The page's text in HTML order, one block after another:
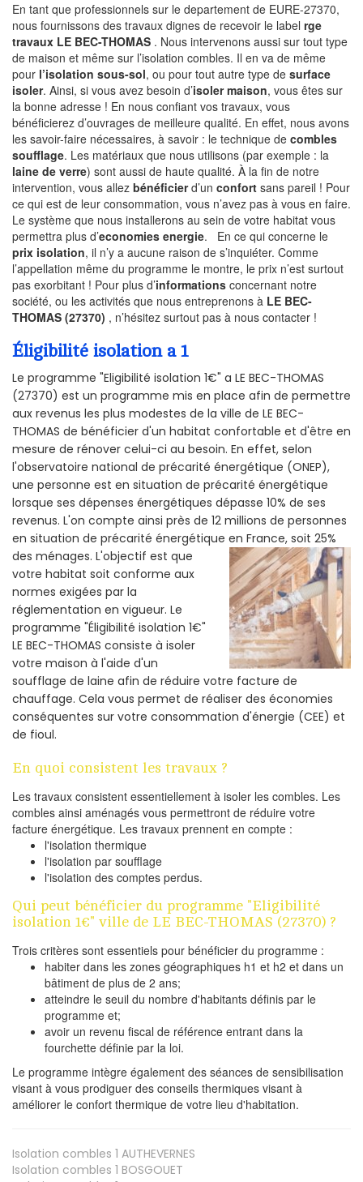
En tant que professionnels sur le departement de EURE-27370,
nous fournissons des travaux dignes de recevoir le label rge
travaux LE BEC-THOMAS . Nous intervenons aussi sur tout type
de maison et même sur l’isolation combles. Il en va de même
pour l’isolation sous-sol, ou pour tout autre type de surface
isoler. Ainsi, si vous avez besoin d’isoler maison, vous êtes sur
la bonne adresse ! En nous confiant vos travaux, vous
bénéficierez d’ouvrages de meilleure qualité. En effet, nous avons
les savoir-faire nécessaires, à savoir : le technique de combles
soufflage. Les matériaux que nous utilisons (par exemple : la
laine de verre) sont aussi de haute qualité. À la fin de notre
intervention, vous allez bénéficierd’un confort sans pareil ! Pour
ce qui est de leur consommation, vous n’avez pas à vous en faire.
Le système que nous installerons au sein de votre habitat vous
permettra plus d’economies energie. En ce qui concerne le
prix isolation, il n’y a aucune raison de s’inquiéter. Comme
l’appellation même du programme le montre, le prix n’est surtout
pas exorbitant ! Pour plus d’informations concernant notre
société, ou les activités que nous entreprenons à LE BEC-
THOMAS (27370) , n’hésitez surtout pas à nous contacter !
Éligibilité isolation a 1
Le programme "Eligibilité isolation 1€" a LE BEC-THOMAS
(27370) est un programme mis en place afin de permettre
aux revenus les plus modestes de la ville de LE BEC-
THOMAS de bénéficier d'un habitat confortable et d'être en
mesure de rénover celui-ci au besoin. En effet, selon
l'observatoire national de précarité énergétique (ONEP),
une personne est en situation de précarité énergétique
lorsque ses dépenses énergétiques dépasse 10% de ses
revenus. L'on compte ainsi près de 12 millions de personnes
en situation de précarité énergétique en France, soit 25%
des ménages. L'objectif est que
votre habitat soit conforme aux
normes exigées par la
réglementation en vigueur. Le
programme "Éligibilité isolation 1€"
LE BEC-THOMAS consiste à isoler
votre maison à l'aide d'un
soufflage de laine afin de réduire votre facture de
chauffage. Cela vous permet de réaliser des économies
conséquentes sur votre consommation d'énergie (CEE) et
de fioul.
En quoi consistent les travaux ?
Les travaux consistent essentiellement à isoler les combles. Les
combles ainsi aménagés vous permettront de réduire votre
facture énergétique. Les travaux prennent en compte :
l'isolation thermique
l'isolation par soufflage
l'isolation des comptes perdus.
Qui peut bénéficier du programme "Eligibilité
isolation 1€" ville de LE BEC-THOMAS (27370) ?
Trois critères sont essentiels pour bénéficier du programme :
habiter dans les zones géographiques h1 et h2 et dans un
bâtiment de plus de 2 ans;
atteindre le seuil du nombre d'habitants définis par le
programme et;
avoir un revenu fiscal de référence entrant dans la
fourchette définie par la loi.
Le programme intègre également des séances de sensibilisation
visant à vous prodiguer des conseils thermiques visant à
améliorer le confort thermique de votre lieu d'habitation.
Isolation combles 1 AUTHEVERNES
Isolation combles 1 BOSGOUET